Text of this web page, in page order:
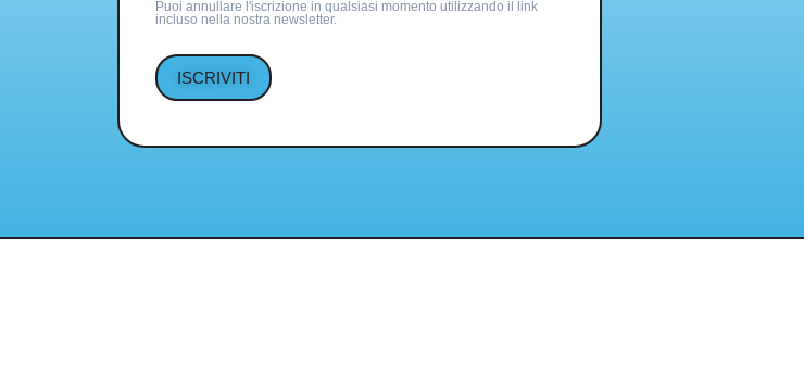
Puoi annullare l'iscrizione in qualsiasi momento utilizzando il link
incluso nella nostra newsletter.
ISCRIVITI